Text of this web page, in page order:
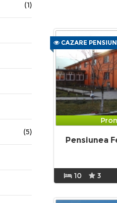
(1)
(5)
CAZARE
Pensiunea
10 3